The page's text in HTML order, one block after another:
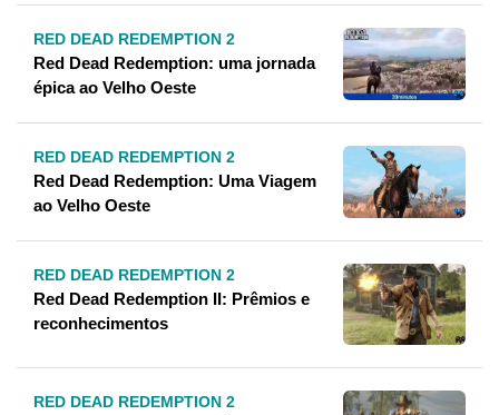
RED DEAD REDEMPTION 2
Red Dead Redemption: uma jornada
épica ao Velho Oeste
RED DEAD REDEMPTION 2
Red Dead Redemption: Uma Viagem
ao Velho Oeste
RED DEAD REDEMPTION 2
Red Dead Redemption II: Prêmios e
reconhecimentos
RED DEAD REDEMPTION 2